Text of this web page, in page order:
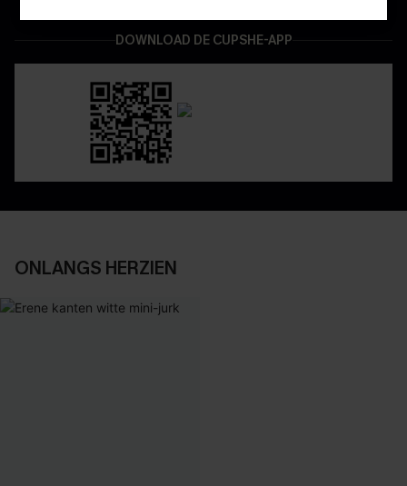
DOWNLOAD DE CUPSHE-APP
ONLANGS HERZIEN